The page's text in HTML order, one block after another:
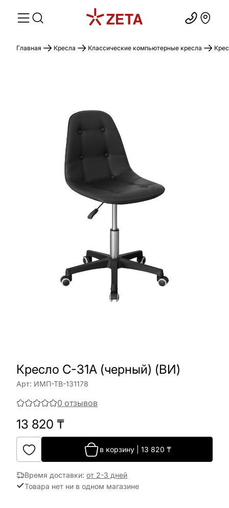
Главная Кресла Классические компьютерные кресла
Кресло C-31A (черный) (ВИ)
Арт: ИМП-ТВ-131178
0 отзывов
13 820 ₸
в корзину| 13 820 ₸
Время доставки: от 2-3 дней
Товара нет ни в одном магазине